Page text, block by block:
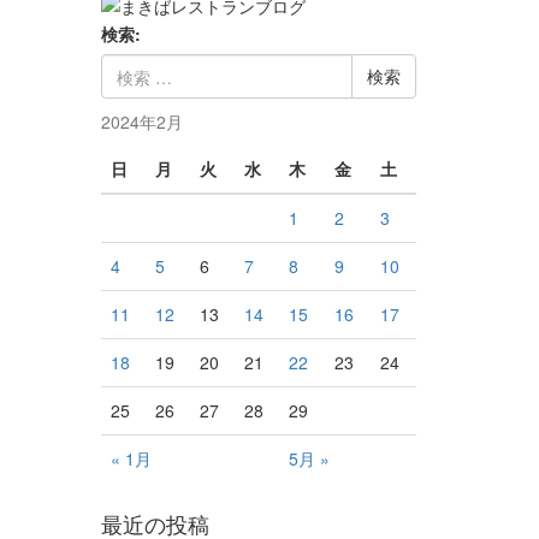
検索:
2024年2月
日
月 火 水 木 金 土
« 1月 5月 »
1 2
3
4
5 6 7 8 9
10
11
12 13 14 15 16
17
18
19 20 21 22 23
24
25
26 27 28 29
最近の投稿